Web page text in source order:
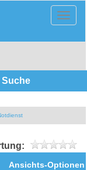
Suche
Ansichts-Optionen